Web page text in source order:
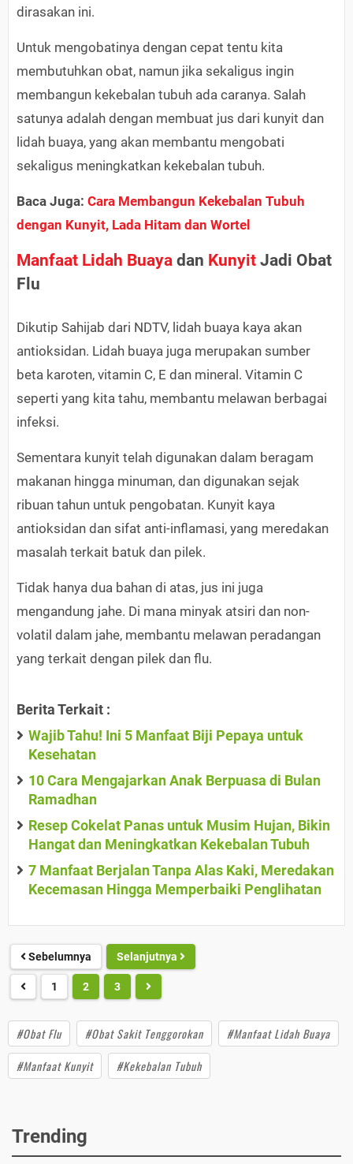
dirasakan ini.
Untuk mengobatinya dengan cepat tentu kita
membutuhkan obat, namun jika sekaligus ingin
membangun kekebalan tubuh ada caranya. Salah
satunya adalah dengan membuat jus dari kunyit dan
lidah buaya, yang akan membantu mengobati
sekaligus meningkatkan kekebalan tubuh.
Baca Juga: Cara Membangun Kekebalan Tubuh
dengan Kunyit, Lada Hitam dan Wortel
Manfaat Lidah Buaya dan Kunyit Jadi Obat
Flu
Dikutip Sahijab dari NDTV, lidah buaya kaya akan
antioksidan. Lidah buaya juga merupakan sumber
beta karoten, vitamin C, E dan mineral. Vitamin C
seperti yang kita tahu, membantu melawan berbagai
infeksi.
Sementara kunyit telah digunakan dalam beragam
makanan hingga minuman, dan digunakan sejak
ribuan tahun untuk pengobatan. Kunyit kaya
antioksidan dan sifat anti-inflamasi, yang meredakan
masalah terkait batuk dan pilek.
Tidak hanya dua bahan di atas, jus ini juga
mengandung jahe. Di mana minyak atsiri dan non-
volatil dalam jahe, membantu melawan peradangan
yang terkait dengan pilek dan flu.
Berita Terkait :
Wajib Tahu! Ini 5 Manfaat Biji Pepaya untuk
Kesehatan
10 Cara Mengajarkan Anak Berpuasa di Bulan
Ramadhan
Resep Cokelat Panas untuk Musim Hujan, Bikin
Hangat dan Meningkatkan Kekebalan Tubuh
7 Manfaat Berjalan Tanpa Alas Kaki, Meredakan
Kecemasan Hingga Memperbaiki Penglihatan
Sebelumnya Selanjutnya
1 2 3
#Obat Flu #Obat Sakit Tenggorokan
#Manfaat Lidah Buaya
#Manfaat Kunyit
#Kekebalan Tubuh
Trending